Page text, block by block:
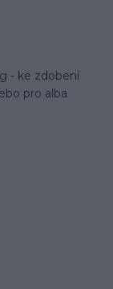
- ke zdobení
pro alba